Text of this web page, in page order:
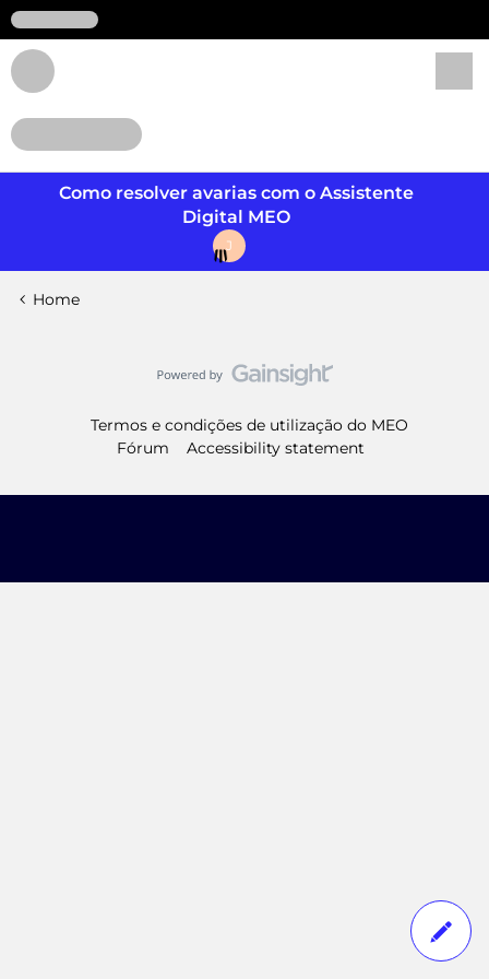
Como resolver avarias com o Assistente
Digital MEO
J
Home
Termos e condições de utilização do MEO
Fórum
Accessibility statement